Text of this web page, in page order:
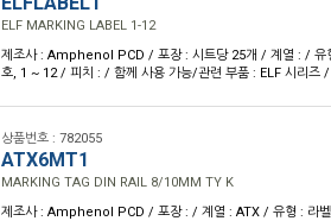
ELF MARKING LABEL 1-12
제조사 : Amphenol PCD / 포장 : 시트당 25개 / 계열 : / 유
호, 1 ~ 12 / 피치 : / 함께 사용 가능/관련 부품 : ELF 시리즈
상품번호 : 782055
ATX6MT1
MARKING TAG DIN RAIL 8/10MM TY K
제조사 : Amphenol PCD / 포장 : / 계열 : ATX / 유형 : 라